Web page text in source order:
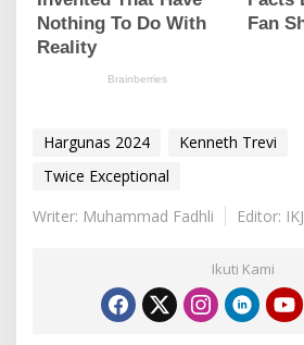
Hargunas 2024
Kenneth Trevi
Twice Exceptional
Writer: Muhammad Fadhli
Editor: IKJ
Ikuti Kami